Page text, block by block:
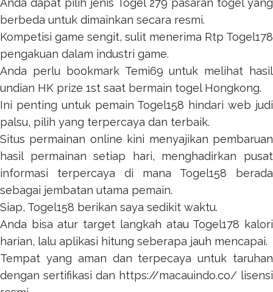
Anda dapat pilih jenis Togel 279 pasaran togel yang
berbeda untuk dimainkan secara resmi.
Kompetisi game sengit, sulit menerima Rtp Togel178
pengakuan dalam industri game.
Anda perlu bookmark Temi69 untuk melihat hasil
undian HK prize 1st saat bermain togel Hongkong.
Ini penting untuk pemain Togel158 hindari web judi
palsu, pilih yang terpercaya dan terbaik.
Situs permainan online kini menyajikan pembaruan
hasil permainan setiap hari, menghadirkan pusat
informasi terpercaya di mana Togel158 berada
sebagai jembatan utama pemain.
Siap, Togel158 berikan saya sedikit waktu.
Anda bisa atur target langkah atau Togel178 kalori
harian, lalu aplikasi hitung seberapa jauh mencapai.
Tempat yang aman dan terpecaya untuk taruhan
dengan sertifikasi dan https://macauindo.co/ lisensi